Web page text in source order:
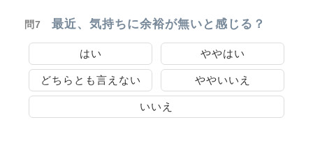
問7 最近、気持ちに余裕が無いと感じる？
はい ややはい
どちらとも言えない ややいいえ
いいえ